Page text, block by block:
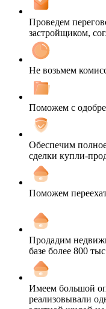
Проведем
застройщиком,
Не возьмем
Поможем с
Обеспечим
сделки купли-
Поможем
Продадим
базе более 800
Имеем большой
реализовывали